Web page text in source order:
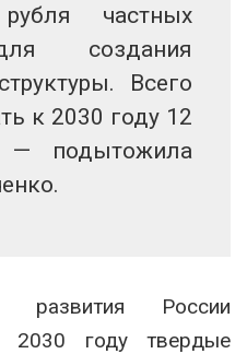
частных
создания
Всего
к 2030 году 12
— подытожила
развития России
2030 году твердые